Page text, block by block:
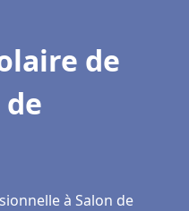
de
à Salon de